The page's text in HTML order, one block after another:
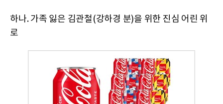
하나. 가족 잃은 김관철(강하경 분)을 위한 진심 어린 위
로